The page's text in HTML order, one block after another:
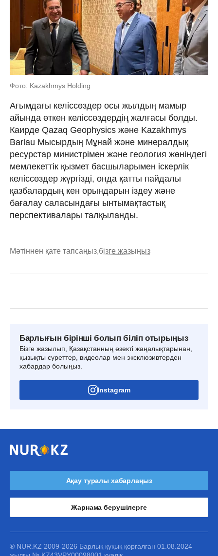
Фото: Kazakhmys Holding
Ағымдағы келіссөздер осы жылдың мамыр
айында өткен келіссөздердің жалғасы болды.
Каирде Qazaq Geophysics және Kazakhmys
Barlau Мысырдың Мұнай және минералдық
ресурстар министрімен және геология жөніндегі
мемлекеттік қызмет басшыларымен іскерлік
келіссөздер жүргізді, онда қатты пайдалы
қазбалардың кен орындарын іздеу және
бағалау саласындағы ынтымақтастық
перспективалары талқыланды.
Мәтіннен қате тапсаңыз,бізге жазыңыз
Барлығын бірінші болып біліп отырыңыз
Бізге жазылып, Қазақстанның өзекті жаңалықтарынан,
қызықты суреттер, видеолар мен эксклюзивтерден
хабардар болыңыз.
Instagram
Ақау туралы хабарлаңыз
Жарнама берушілерге
® NUR.KZ 2009-2026 Барлық құқық қорғалған 01.08.2024